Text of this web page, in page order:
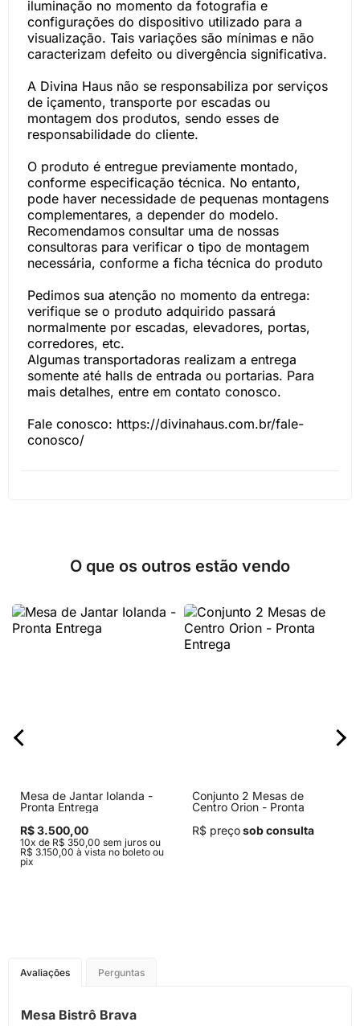
iluminação no momento da fotografia e
configurações do dispositivo utilizado para a
visualização. Tais variações são mínimas e não
caracterizam defeito ou divergência significativa.
A Divina Haus não se responsabiliza por serviços
de içamento, transporte por escadas ou
montagem dos produtos, sendo esses de
responsabilidade do cliente.
O produto é entregue previamente montado,
conforme especificação técnica. No entanto,
pode haver necessidade de pequenas montagens
complementares, a depender do modelo.
Recomendamos consultar uma de nossas
consultoras para verificar o tipo de montagem
necessária, conforme a ficha técnica do produto
Pedimos sua atenção no momento da entrega:
verifique se o produto adquirido passará
normalmente por escadas, elevadores, portas,
corredores, etc.
Algumas transportadoras realizam a entrega
somente até halls de entrada ou portarias. Para
mais detalhes, entre em contato conosco.
Fale conosco: https://divinahaus.com.br/fale-
conosco/
O que os outros estão vendo
Mesa de Jantar Iolanda -
Pronta Entrega
R$ 3.500,00
10x de R$ 350,00 sem juros ou
R$ 3.150,00 à vista no boleto ou
pix
Conjunto 2 Mesas de
Centro Orion - Pronta
R$ preçosob consulta
Avaliações Perguntas
Mesa Bistrô Brava